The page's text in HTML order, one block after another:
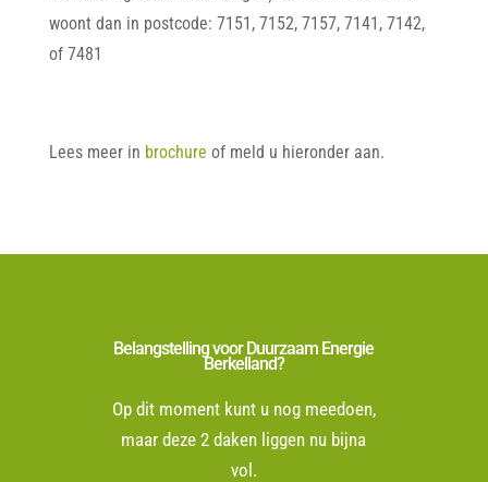
woont dan in postcode: 7151, 7152, 7157, 7141, 7142,
of 7481
Lees meer in brochure of meld u hieronder aan.
Belangstelling voor Duurzaam Energie
Berkelland?
Op dit moment kunt u nog meedoen,
maar deze 2 daken liggen nu bijna
vol.